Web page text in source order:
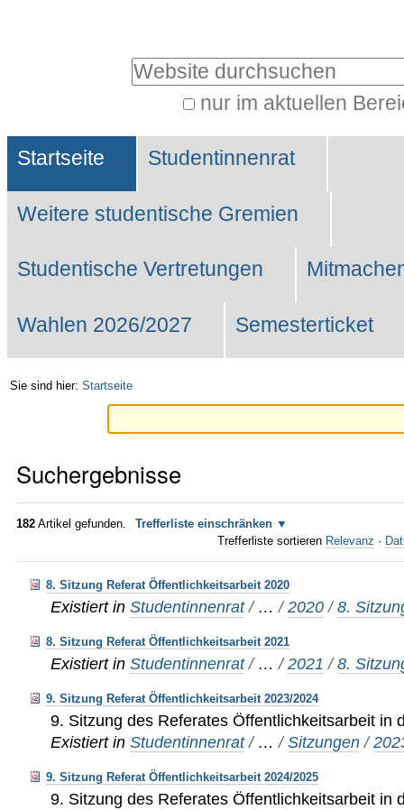
Website durchsuchen
nur im aktuellen
Suche…
Sektionen
Startseite Studentinnenrat
Weitere studentische Gremien
Studentische Vertretungen
Wahlen 2026/2027 Semesterticket
Sie sind hier: Startseite
Suchergebnisse
182 Artikel gefunden.
Trefferliste einschränken
Trefferliste sortieren Relevanz ·
8. Sitzung Referat Öffentlichkeitsarbeit 2020
Existiert in Studentinnenrat / …/2020 /8.
8. Sitzung Referat Öffentlichkeitsarbeit 2021
Existiert in Studentinnenrat / …/2021 /8.
9. Sitzung Referat Öffentlichkeitsarbeit 2023/2024
9. Sitzung des Referates Öffentlichkeitsarbeit in
Existiert in Studentinnenrat / …/Sitzungen /
9. Sitzung Referat Öffentlichkeitsarbeit 2024/2025
9. Sitzung des Referates Öffentlichkeitsarbeit in